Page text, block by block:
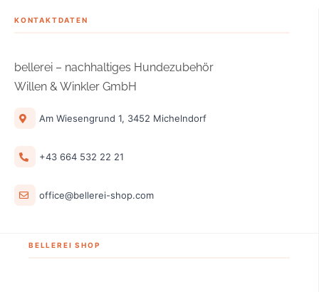
KONTAKTDATEN
bellerei – nachhaltiges Hundezubehör
Willen & Winkler GmbH
Am Wiesengrund 1, 3452 Michelndorf
+43 664 532 22 21
office@bellerei-shop.com
BELLEREI SHOP